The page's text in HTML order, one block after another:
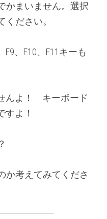
かまいません。選択
ください。
、F10、F11キーも
んよ！　キーボード
すよ！
か考えてみてくださ